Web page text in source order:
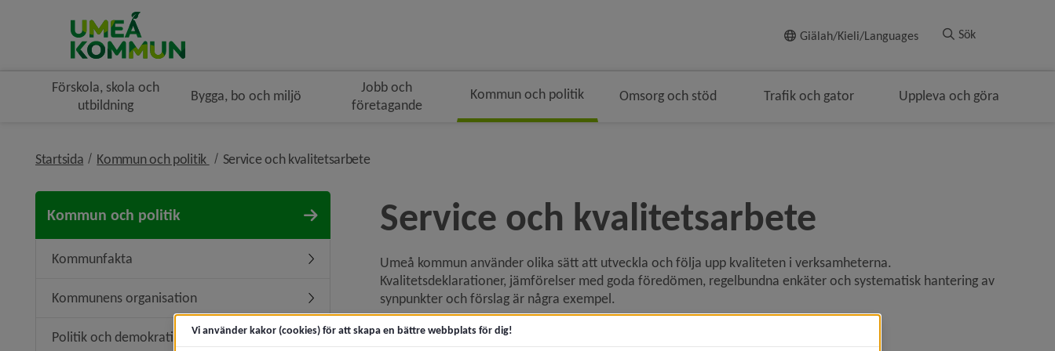
Giälah/Kieli/Languages Sök
Förskola, skola och
utbildning
Bygga, bo och miljö
Jobb och
företagande
Kommun och politik Omsorg och stöd Trafik och gator Uppleva och göra
Startsida Kommun och politik nivå i brödsmulenavigeringen
Service och kvalitetsarbetenivå i brödsmulenavigeringen
Kommun och politik
Kommunfakta Undermeny för Kommunfakta
Kommunens organisation Undermeny för Kommunens organisation
Politik och demokrati
Service och kvalitetsarbete
Umeå kommun använder olika sätt att utveckla och följa upp kvaliteten i verksamheterna.
Kvalitetsdeklarationer, jämförelser med goda föredömen, regelbundna enkäter och systematisk hantering av
synpunkter och förslag är några exempel.
Lämna synpunkter och förslag
Vi använder kakor (cookies) för att skapa en bättre webbplats för dig!